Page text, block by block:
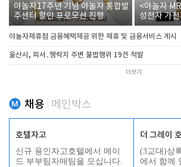
야놀자17주년 기념 야놀자 통합발
주센터 할인 프로모션 진행
<야놀자
성전자 가
야놀자제휴점 금융혜택제공 위한 제휴 및 금융서비스 게시
울산시, 피서․행락지 주변 불법행위 19건 적발
더보기
채용 메인박스
호텔자고
신규 용인자고호텔에서 메이
드 부부팀자매팀을 모십니다.
더 그레이
(3교대)상
에서 함께